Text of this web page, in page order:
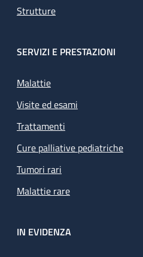
Strutture
SERVIZI E PRESTAZIONI
Malattie
Visite ed esami
Trattamenti
Cure palliative pediatriche
Tumori rari
Malattie rare
IN EVIDENZA